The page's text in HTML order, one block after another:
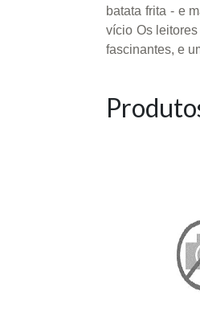
batata frita - e
vício Os
fascinantes, e